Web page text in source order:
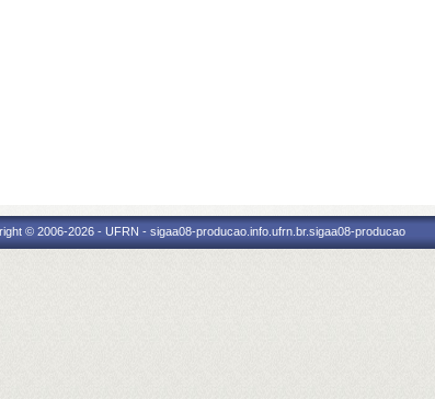
© 2006-2026 - UFRN - sigaa08-producao.info.ufrn.br.sigaa08-producao